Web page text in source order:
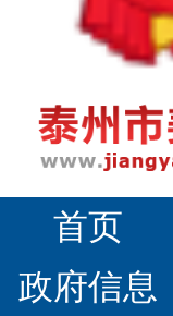
首页
政府信息